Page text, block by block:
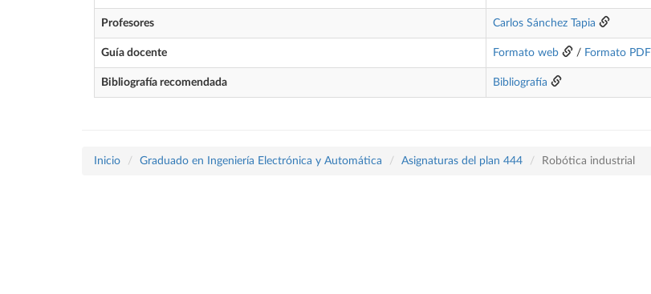
Profesores Carlos Sánchez Tapia
Guía docente Formato web / Formato PDF
Bibliografía recomendada Bibliografía
Inicio Graduado en Ingeniería Electrónica y Automática Asignaturas del plan 444 Robótica industrial